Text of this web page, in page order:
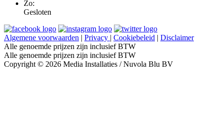
Zo:
Gesloten
Algemene voorwaarden | Privacy | Cookiebeleid | Disclaimer
Alle genoemde prijzen zijn inclusief BTW
Alle genoemde prijzen zijn inclusief BTW
Copyright © 2026 Media Installaties / Nuvola Blu BV